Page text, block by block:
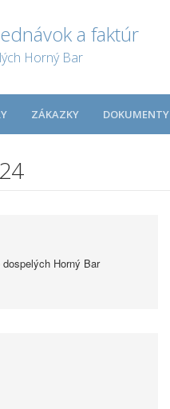
a faktúr
Horný Bar
ZÁKAZKY DOKUMENTY
Horný Bar